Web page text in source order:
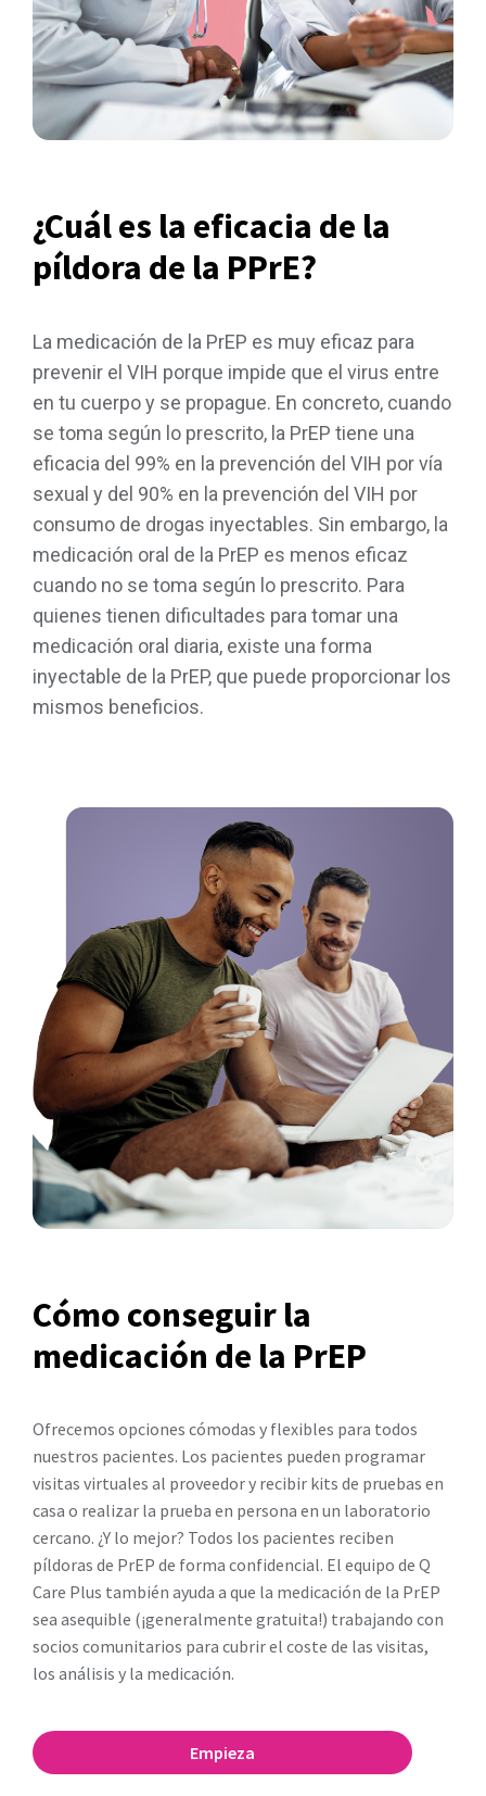
¿Cuál es la eficacia de la
píldora de la PPrE?
La medicación de la PrEP es muy eficaz para
prevenir el VIH porque impide que el virus entre
en tu cuerpo y se propague. En concreto, cuando
se toma según lo prescrito, la PrEP tiene una
eficacia del 99% en la prevención del VIH por vía
sexual y del 90% en la prevención del VIH por
consumo de drogas inyectables. Sin embargo, la
medicación oral de la PrEP es menos eficaz
cuando no se toma según lo prescrito. Para
quienes tienen dificultades para tomar una
medicación oral diaria, existe una forma
inyectable de la PrEP, que puede proporcionar los
mismos beneficios.
Cómo conseguir la
medicación de la PrEP
Ofrecemos opciones cómodas y flexibles para todos
nuestros pacientes. Los pacientes pueden programar
visitas virtuales al proveedor y recibir kits de pruebas en
casa o realizar la prueba en persona en un laboratorio
cercano. ¿Y lo mejor? Todos los pacientes reciben
píldoras de PrEP de forma confidencial. El equipo de Q
Care Plus también ayuda a que la medicación de la PrEP
sea asequible (¡generalmente gratuita!) trabajando con
socios comunitarios para cubrir el coste de las visitas,
los análisis y la medicación.
Empieza